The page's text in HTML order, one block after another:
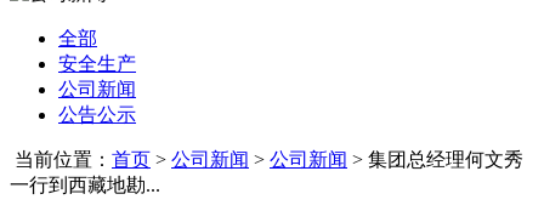
全部
安全生产
公司新闻
公告公示
当前位置： 首页 > 公司新闻 > 公司新闻 > 集团总经理何文秀
一行到西藏地勘...